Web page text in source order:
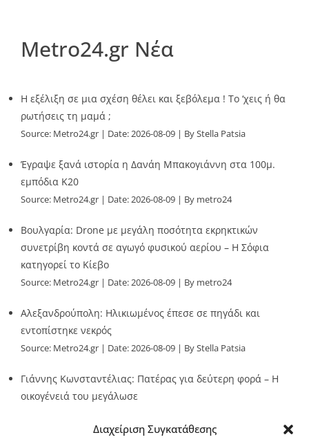
Διαχείριση Συγκατάθεσης
Metro24.gr Νέα
Η εξέλιξη σε μια σχέση θέλει και ξεβόλεμα ! Το ‘χεις ή θα
ρωτήσεις τη μαμά ;
Source: Metro24.gr Date: 2026-08-09 By Stella Patsia
Έγραψε ξανά ιστορία η Δανάη Μπακογιάννη στα 100μ.
εμπόδια Κ20
Source: Metro24.gr Date: 2026-08-09 By metro24
Βουλγαρία: Drone με μεγάλη ποσότητα εκρηκτικών
συνετρίβη κοντά σε αγωγό φυσικού αερίου – Η Σόφια
κατηγορεί το Κίεβο
Source: Metro24.gr Date: 2026-08-09 By metro24
Αλεξανδρούπολη: Ηλικιωμένος έπεσε σε πηγάδι και
εντοπίστηκε νεκρός
Source: Metro24.gr Date: 2026-08-09 By Stella Patsia
Γιάννης Κωνσταντέλιας: Πατέρας για δεύτερη φορά – Η
οικογένειά του μεγάλωσε